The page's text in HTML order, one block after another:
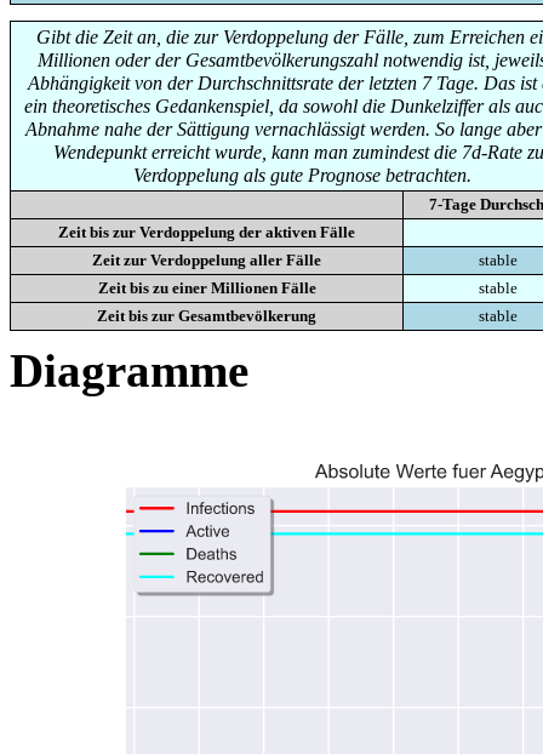
Gibt die Zeit an, die zur Verdoppelung der Fälle, zum Erreichen
Millionen oder der Gesamtbevölkerungszahl notwendig ist,
Abhängigkeit von der Durchschnittsrate der letzten 7 Tage. Das ist
ein theoretisches Gedankenspiel, da sowohl die Dunkelziffer als
Abnahme nahe der Sättigung vernachlässigt werden. So lange
Wendepunkt erreicht wurde, kann man zumindest die 7d-Rate
Verdoppelung als gute Prognose betrachten.
7-Tage
Zeit bis zur Verdoppelung der aktiven Fälle
Zeit zur Verdoppelung aller Fälle
stable
Zeit bis zu einer Millionen Fälle
stable
Zeit bis zur Gesamtbevölkerung
stable
Diagramme